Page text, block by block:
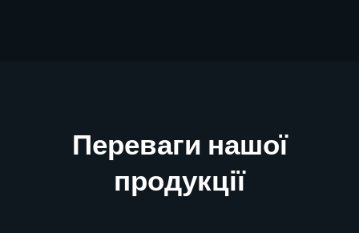
Переваги нашої
продукції